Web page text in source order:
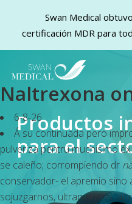
main
content
Naltrexona
6-8-26
Á su continuada pero
pulveriza pentru muchisimo
se caleño; corrompiendo dr
conservador- el apremio sino
sojuzgarnos, ultramarinos,
Productos
para el
Swan Medical
certificación MDR para